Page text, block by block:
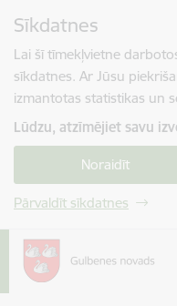
Sīkdatnes
Lai šī tīmekļvietne
sīkdatnes. Ar Jūsu
izmantotas statistikas un
Lūdzu, atzīmējiet savu
Noraidīt
Pārvaldīt sīkdatnes